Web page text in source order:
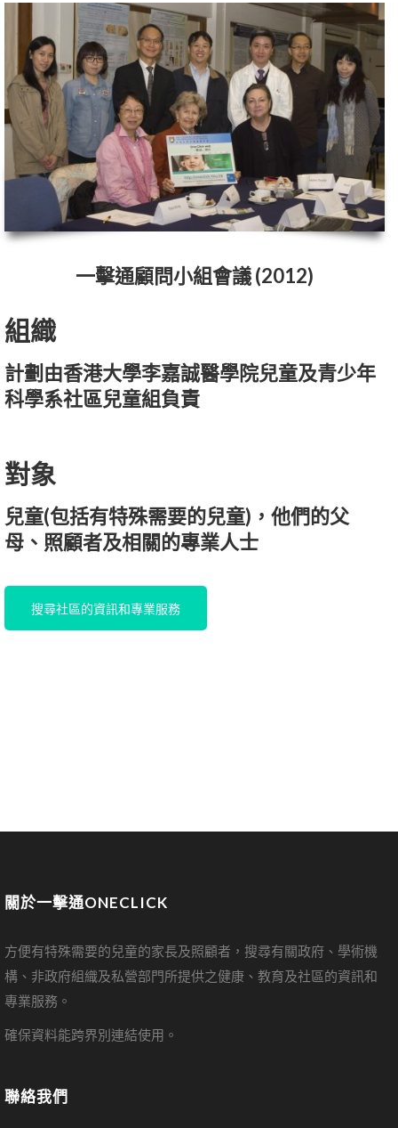
一擊通顧問小組會議 (2012)
組織
計劃由香港大學李嘉誠醫學院兒童及青少年
科學系社區兒童組負責
對象
兒童(包括有特殊需要的兒童)，他們的父
母、照顧者及相關的專業人士
搜尋社區的資訊和專業服務
關於一擊通ONECLICK
方便有特殊需要的兒童的家長及照顧者，搜尋有關政府、學術機
構、非政府組織及私營部門所提供之健康、教育及社區的資訊和
專業服務。
確保資料能跨界別連結使用。
聯絡我們